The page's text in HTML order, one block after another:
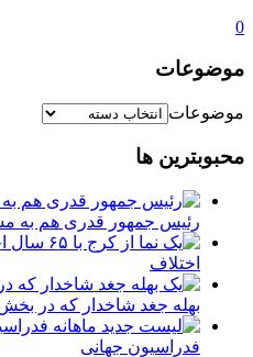
0
موضوعات
موضوعات
محبوبترین ها
رئیس جمهور قدری هم به
اختلاف
بهله جغد شاخدار که در
فدراسیون جهانی